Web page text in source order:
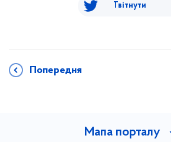
Твітнути
Попередня
Мапа порталу